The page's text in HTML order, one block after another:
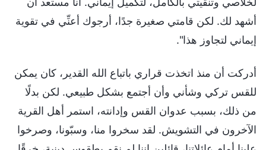
أشهد لك. لكن قامتي صغيرة جدًا، أرجوك أعنِّي في تقوية
إيماني لتجاوز هذا".
أدركت أن منذ اتخذت قراري باتباع الله القدير، كان يمكن
للقس تركي وشأني وأن أجتمع بشكل طبيعي. لكن بدلًا
من ذلك، بسبب عدوان القس وإدانته، استمر أهل القرية
الآخرون في التشويش. لقد سخروا منا، وسبّونا، وصرخوا